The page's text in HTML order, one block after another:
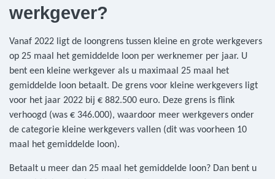
werkgever?
Vanaf 2022 ligt de loongrens tussen kleine en grote werkgevers
op 25 maal het gemiddelde loon per werknemer per jaar. U
bent een kleine werkgever als u maximaal 25 maal het
gemiddelde loon betaalt. De grens voor kleine werkgevers ligt
voor het jaar 2022 bij € 882.500 euro. Deze grens is flink
verhoogd (was € 346.000), waardoor meer werkgevers onder
de categorie kleine werkgevers vallen (dit was voorheen 10
maal het gemiddelde loon).
Betaalt u meer dan 25 maal het gemiddelde loon? Dan bent u